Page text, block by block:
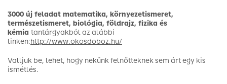
3000 új feladat matematika, környezetismeret,
természetismeret, biológia, földrajz, fizika és
kémia tantárgyakból az alábbi
linken:http://www.okosdoboz.hu/
Valljuk be, lehet, hogy nekünk felnőtteknek sem árt egy kis
ismétlés.